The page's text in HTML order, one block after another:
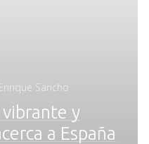
Sancho
y
a España